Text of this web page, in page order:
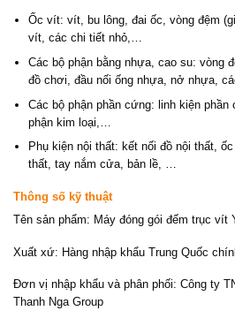
Ốc vít: vít, bu lông, đai ốc, vòng đệm
vít, các chi tiết nhỏ,…
Các bộ phận bằng nhựa, cao su: vòng
đồ chơi, đầu nối ống nhựa, nở nhựa,
Các bộ phận phần cứng: linh kiện
phận kim loại,…
Phụ kiện nội thất: kết nối đồ nội thất,
thất, tay nắm cửa, bản lề, …
Thông số kỹ thuật
Tên sản phẩm: Máy đóng gói đếm trục vít
Xuất xứ: Hàng nhập khẩu Trung Quốc
Đơn vị nhập khẩu và phân phối: Công ty
Thanh Nga Group